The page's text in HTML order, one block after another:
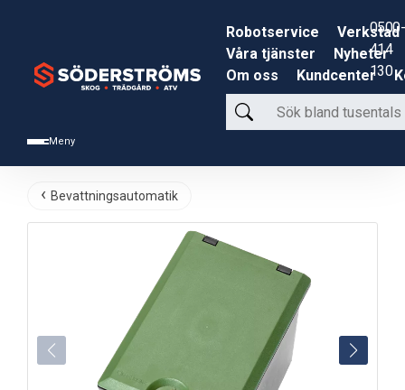
Meny
Robotservice
Verkstad
Våra tjänster
Nyheter
Om oss
Kundcenter
Sök
bland
produkter
0500-
414
130
Bevattningsautomatik